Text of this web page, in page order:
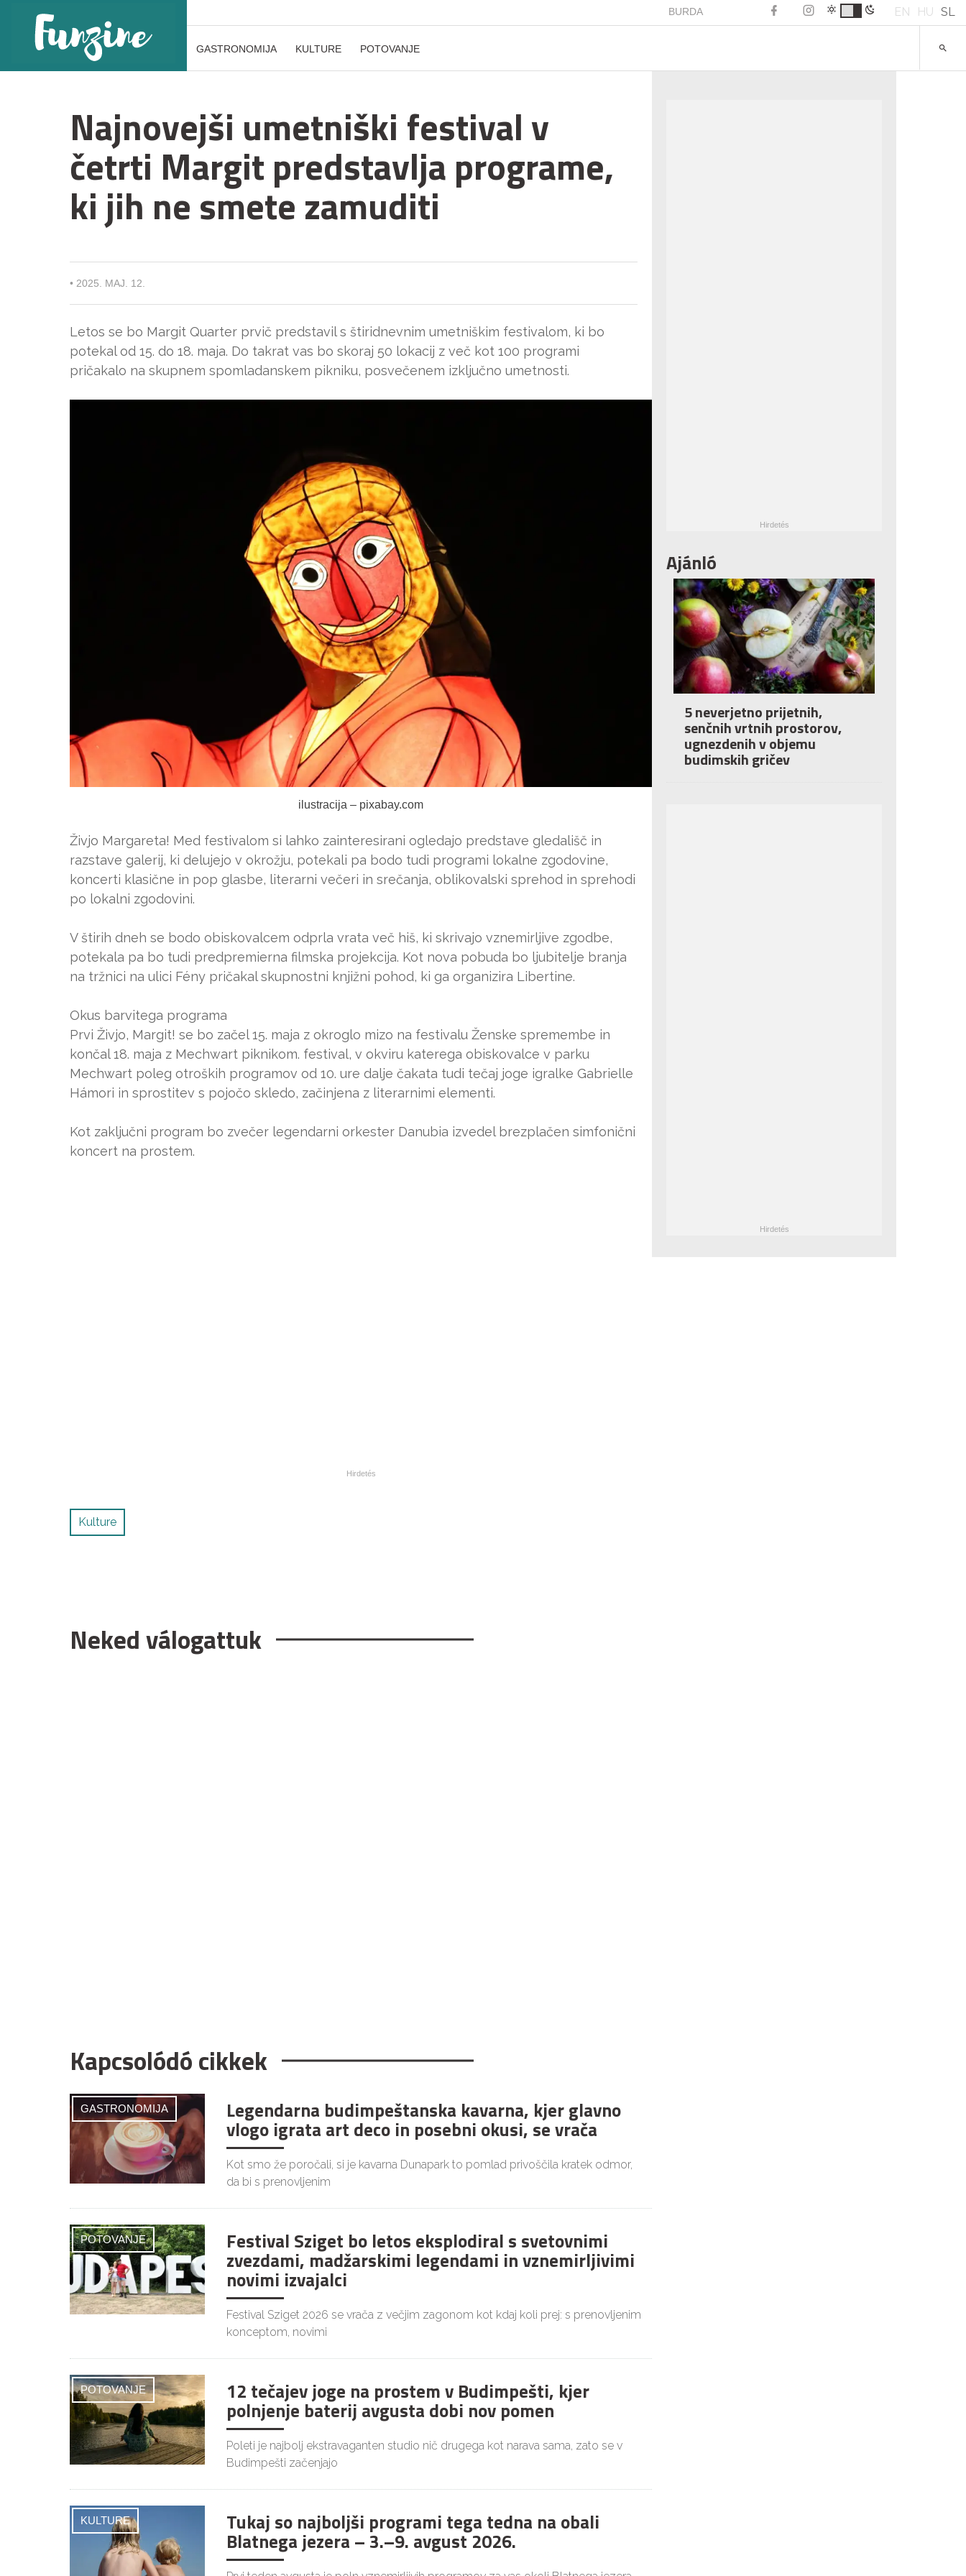
BURDA EN HU SL
GASTRONOMIJA KULTURE POTOVANJE
Najnovejši umetniški festival v
četrti Margit predstavlja programe,
ki jih ne smete zamuditi
• 2025. MAJ. 12.
Letos se bo Margit Quarter prvič predstavil s štiridnevnim umetniškim festivalom, ki bo
potekal od 15. do 18. maja. Do takrat vas bo skoraj 50 lokacij z več kot 100 programi
pričakalo na skupnem spomladanskem pikniku, posvečenem izključno umetnosti.
ilustracija – pixabay.com
Živjo Margareta! Med festivalom si lahko zainteresirani ogledajo predstave gledališč in
razstave galerij, ki delujejo v okrožju, potekali pa bodo tudi programi lokalne zgodovine,
koncerti klasične in pop glasbe, literarni večeri in srečanja, oblikovalski sprehod in sprehodi
po lokalni zgodovini.
V štirih dneh se bodo obiskovalcem odprla vrata več hiš, ki skrivajo vznemirljive zgodbe,
potekala pa bo tudi predpremierna filmska projekcija. Kot nova pobuda bo ljubitelje branja
na tržnici na ulici Fény pričakal skupnostni knjižni pohod, ki ga organizira Libertine.
Okus barvitega programa
Prvi Živjo, Margit! se bo začel 15. maja z okroglo mizo na festivalu Ženske spremembe in
končal 18. maja z Mechwart piknikom. festival, v okviru katerega obiskovalce v parku
Mechwart poleg otroških programov od 10. ure dalje čakata tudi tečaj joge igralke Gabrielle
Hámori in sprostitev s pojočo skledo, začinjena z literarnimi elementi.
Kot zaključni program bo zvečer legendarni orkester Danubia izvedel brezplačen simfonični
koncert na prostem.
Kulture
Neked válogattuk
Kapcsolódó cikkek
GASTRONOMIJA Legendarna budimpeštanska kavarna, kjer glavno
vlogo igrata art deco in posebni okusi, se vrača
Kot smo že poročali, si je kavarna Dunapark to pomlad privoščila kratek odmor,
da bi s prenovljenim
POTOVANJE Festival Sziget bo letos eksplodiral s svetovnimi
zvezdami, madžarskimi legendami in vznemirljivimi
novimi izvajalci
Festival Sziget 2026 se vrača z večjim zagonom kot kdaj koli prej: s prenovljenim
konceptom, novimi
POTOVANJE 12 tečajev joge na prostem v Budimpešti, kjer
polnjenje baterij avgusta dobi nov pomen
Poleti je najbolj ekstravaganten studio nič drugega kot narava sama, zato se v
Budimpešti začenjajo
KULTURE Tukaj so najboljši programi tega tedna na obali
Blatnega jezera – 3.–9. avgust 2026.
Ajánló
5 neverjetno prijetnih,
senčnih vrtnih prostorov,
ugnezdenih v objemu
budimskih gričev